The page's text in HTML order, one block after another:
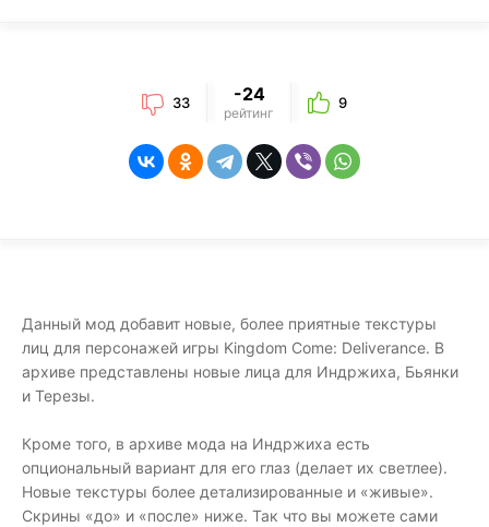
33 -24
рейтинг
9
Данный мод добавит новые, более приятные текстуры
лиц для персонажей игры Kingdom Come: Deliverance. В
архиве представлены новые лица для Индржиха, Бьянки
и Терезы.
Кроме того, в архиве мода на Индржиха есть
опциональный вариант для его глаз (делает их светлее).
Новые текстуры более детализированные и «живые».
Скрины «до» и «после» ниже. Так что вы можете сами